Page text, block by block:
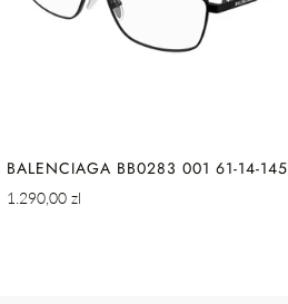
BALENCIAGA BB0283 001 61-14-145
Cena
1.290,00 zl